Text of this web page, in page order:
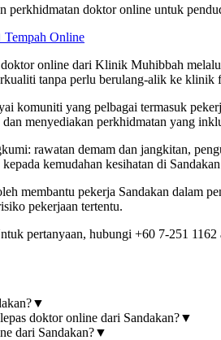
doktor online untuk
Tempah Online
online dari Klinik Muhibbah
tanpa perlu berulang-alik ke klinik
komuniti yang pelbagai termasuk
menyediakan perkhidmatan yang
rawatan demam dan jangkitan,
kemudahan kesihatan di
membantu pekerja Sandakan dalam
pekerjaan tertentu.
pertanyaan, hubungi +60 7-251
▼
doktor online dari Sandakan?▼
dari Sandakan?▼